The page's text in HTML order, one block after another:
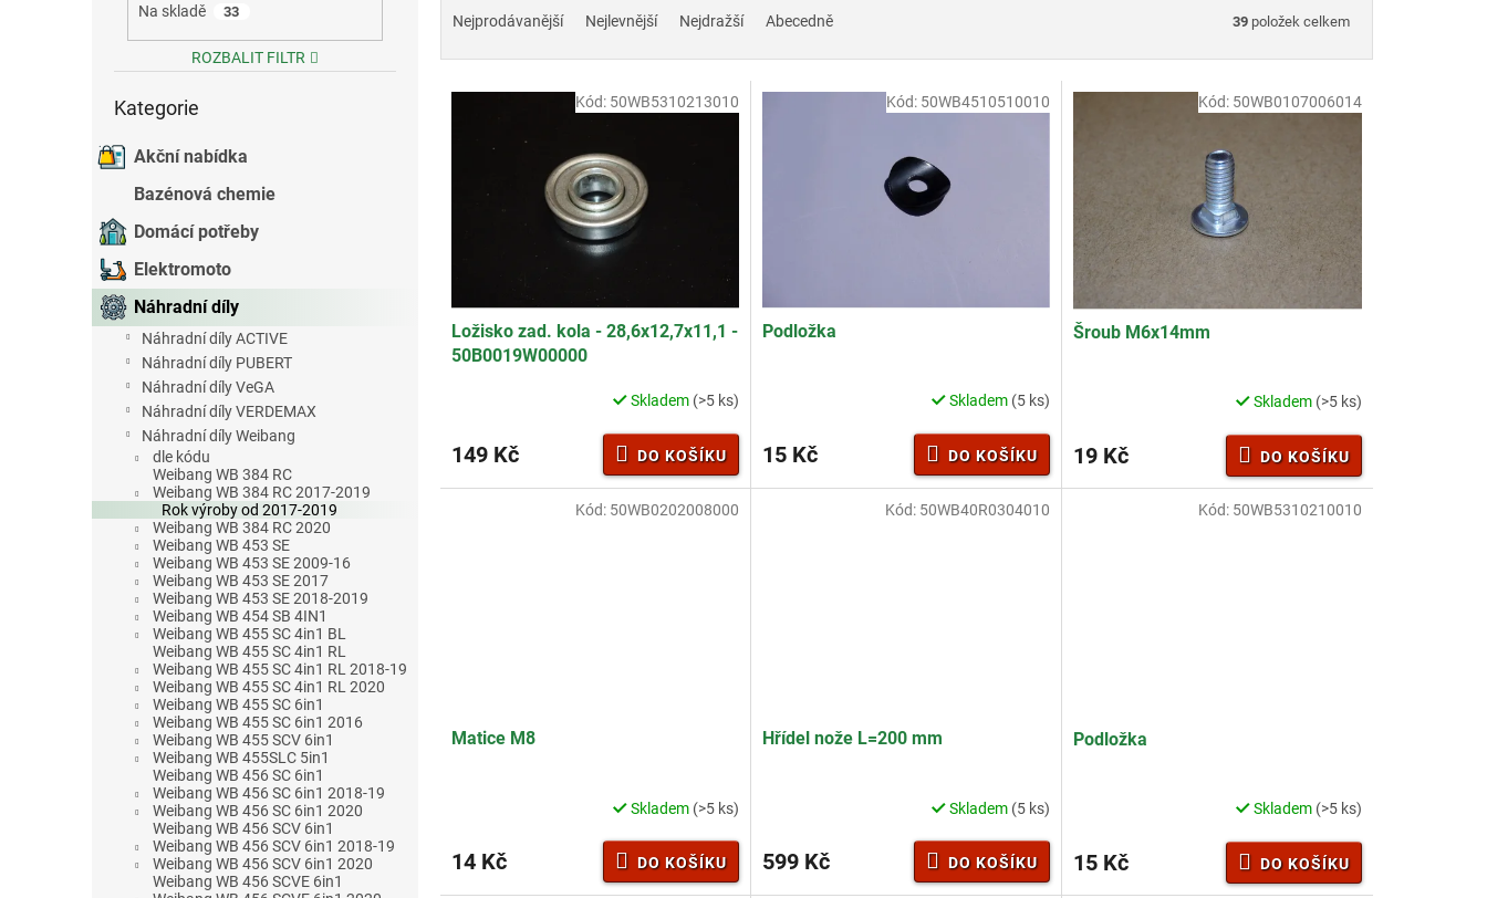
Na skladě 33
ROZBALIT FILTR
kategorie
Kategorie
Akční nabídka
Bazénová chemie
Domácí potřeby
Elektromoto
Náhradní díly
Náhradní díly ACTIVE
Náhradní díly PUBERT
Náhradní díly VeGA
Náhradní díly VERDEMAX
Náhradní díly Weibang
dle kódu
Weibang WB 384 RC
Weibang WB 384 RC 2017-2019
Rok výroby od 2017-2019
Weibang WB 384 RC 2020
Weibang WB 453 SE
Weibang WB 453 SE 2009-16
Weibang WB 453 SE 2017
Weibang WB 453 SE 2018-2019
Weibang WB 454 SB 4IN1
Weibang WB 455 SC 4in1 BL
Weibang WB 455 SC 4in1 RL
Weibang WB 455 SC 4in1 RL 2018-19
Weibang WB 455 SC 4in1 RL 2020
Weibang WB 455 SC 6in1
Weibang WB 455 SC 6in1 2016
Weibang WB 455 SCV 6in1
Weibang WB 455SLC 5in1
Weibang WB 456 SC 6in1
Weibang WB 456 SC 6in1 2018-19
Weibang WB 456 SC 6in1 2020
Weibang WB 456 SCV 6in1
Weibang WB 456 SCV 6in1 2018-19
Weibang WB 456 SCV 6in1 2020
Weibang WB 456 SCVE 6in1
e
n
ů
Nejprodávanější Nejlevnější Nejdražší Abecedně 39 položek celkem
V
Ložisko zad. kola - 28,6x12,7x11,1 -
50B0019W00000
Skladem (>5 ks)
149 Kč DO KOŠÍKU
Kód: 50WB5310213010
Podložka
Skladem (5 ks)
15 Kč DO KOŠÍKU
Kód: 50WB4510510010
Šroub M6x14mm
Skladem (>5 ks)
19 Kč DO KOŠÍKU
Kód: 50WB0107006014
Matice M8
Skladem (>5 ks)
14 Kč DO KOŠÍKU
Kód: 50WB0202008000
Hřídel nože L=200 mm
Skladem (5 ks)
599 Kč DO KOŠÍKU
Kód: 50WB40R0304010
Podložka
Skladem (>5 ks)
15 Kč DO KOŠÍKU
Kód: 50WB5310210010